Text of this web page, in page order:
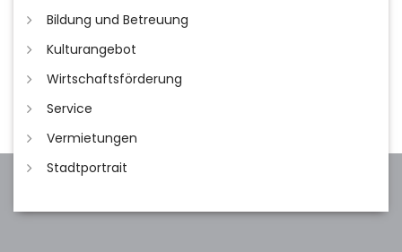
Bildung und Betreuung
Kulturangebot
Wirtschaftsförderung
Service
Vermietungen
Stadtportrait